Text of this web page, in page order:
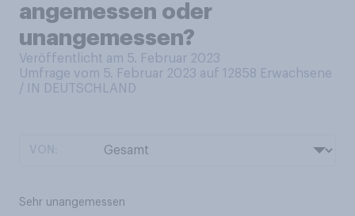
angemessen oder
unangemessen?
Veröffentlicht am 5. Februar 2023
Umfrage vom 5. Februar 2023 auf 12858 Erwachsene
/ IN DEUTSCHLAND
Sehr unangemessen